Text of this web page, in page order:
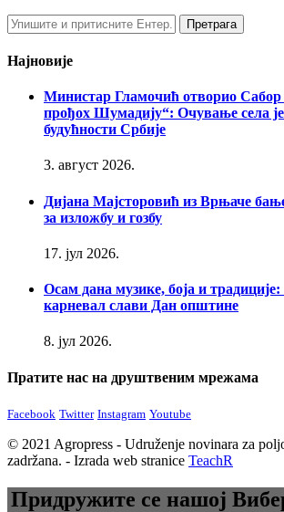
Најновије
Министар Гламочић отворио
прођох Шумадију“: Очување села
будућности Србије
3. август 2026.
Дијана Мајсторовић из Врњаче
за изложбу и гозбу
17. јул 2026.
Осам дана музике, боја и
карневал слави Дан општине
8. јул 2026.
Пратите нас на друштвеним мрежама
Facebook Twitter Instagram Youtube
© 2021 Agropress - Udruženje novinara za
zadržana. - Izrada web stranice TeachR
Придружите се нашој